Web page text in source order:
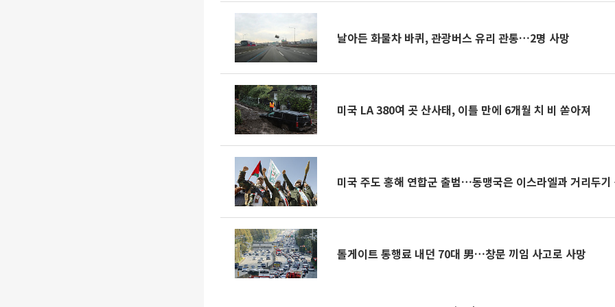
날아든 화물차 바퀴, 관광버스 유리 관통…2명 사망
미국 LA 380여 곳 산사태, 이틀 만에 6개월 치 비 쏟아져
미국 주도 홍해 연합군 출범…동맹국은 이스라엘과 거리두기
톨게이트 통행료 내던 70대 男…창문 끼임 사고로 사망